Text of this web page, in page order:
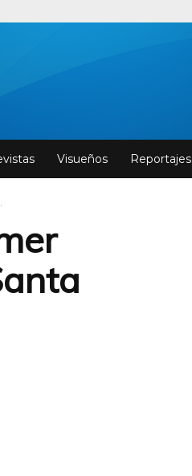
Visueños Reportajes